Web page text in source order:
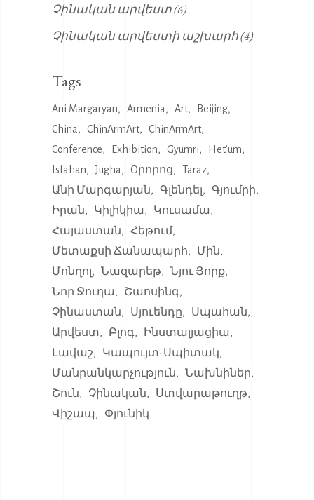
Չինական արվեստ(6)
Չինական արվեստի աշխարհ(4)
Tags
Ani Margaryan Armenia Art
Beijing
China
ChinArmArt
ChinArmArt
Conference
Exhibition Gyumri
Het’um
Isfahan
Jugha Oրորոց
Taraz
Անի Մարգարյան
Գլենդել
Գյումրի
Իրան
Կիլիկիա
Կուսամա
Հայաստան
Հեթում
Մետաքսի Ճանապարհ
Մին
Մոնղոլ
Նազարեթ
Նյու Յորք
Նոր Ջուղա
Շաոսինգ
Չինաստան
Սյուենդը
Սպահան
Արվեստ
Բլոգ
Ինստալյացիա
Լավաշ
Կապույտ-Սպիտակ
Մանրանկարչություն
Նախնիներ
Շուն
Չինական
Ստվարաթուղթ
Վիշապ
Փյունիկ